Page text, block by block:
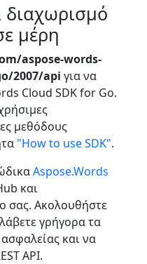
διαχωρισμό
μέρη
aspose-words-
2007/api για να
Cloud SDK for Go.
μεθόδους
"How to use SDK".
Aspose.Words
και
σας. Ακολουθήστε
γρήγορα τα
και να
API.